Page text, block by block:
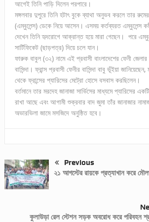
আগেই তিনি পাড়ি দিলেন পরপারে।
মঙ্গলবার দুপুরে তিনি হটাৎ বুকে ব্যাথা অনুভব করলে তার
(এম্বুলেন্স) ডেকে নিয়ে আসেন। এসময় কর্তব্যরত এম্বুলেন্স
দেখেন তিনি হৃদরোগে আক্রান্ত হয়ে মারা গেছেন। পরে
সার্টিফিকেট (ছাড়পত্র) দিয়ে চলে যান।
ফারুক বাবুল (৩২) নামে এই প্রবাসী বাংলাদেশের ফেনী
বাসিন্দা। ফ্রান্স প্রবাসী ফেনীর বাসিন্দা বাবু ভূঁইয়া
থেকে ফ্রান্সের প্যারিসের মেট্রো হোসে বসবাস করছিলেন।
বর্তমানে তার মরদেহ জানাজা সার্ভিসের মাধ্যমে প্যারিসের
রাখা আছে এবং আগামী শুক্রবার বাদ জুমা তাঁর জানাজার
অভারভিলা জামে মসজিদে অনুষ্ঠিত হবে।
Previous
২১ আগস্টের রায়কে প্রত্যাখান করে
কুলাউড়া রেল স্টেশন সড়ক অবরোধ করে পরিবহন